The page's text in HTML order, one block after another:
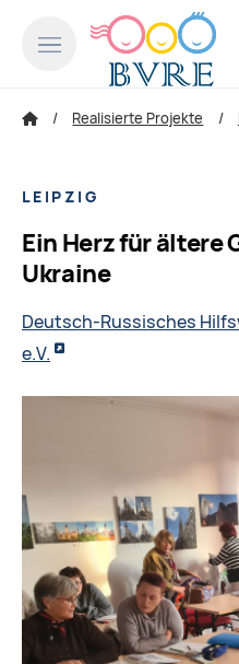
Realisierte Projekte
LEIPZIG
Ein Herz für ältere
Ukraine
Deutsch-Russisches
e.V.